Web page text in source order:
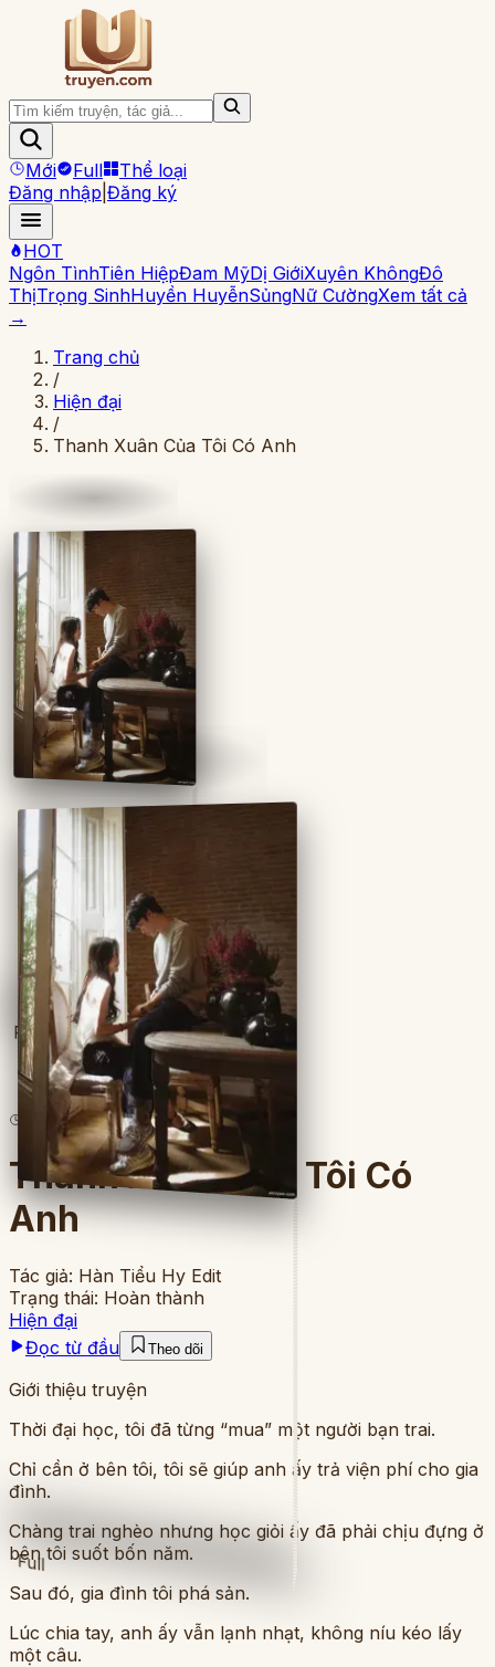
Mới Full
Thể loại
Đăng nhập Đăng ký
HOT
Ngôn TìnhTiên HiệpĐam MỹDị GiớiXuyên KhôngĐô
ThịTrọng SinhHuyền HuyễnSủngNữ CườngXem tất cả
→
Trang chủ
/
Hiện đại
/
Thanh Xuân Của Tôi Có Anh
Full
Full
lượt đọc· 5chương
Thanh Xuân Của Tôi Có
Anh
Tác giả: Hàn Tiểu Hy Edit
Trạng thái: Hoàn thành
Hiện đại
Đọc từ đầu
Theo dõi
Giới thiệu truyện
Thời đại học, tôi đã từng “mua” một người bạn trai.
Chỉ cần ở bên tôi, tôi sẽ giúp anh ấy trả viện phí cho gia
đình.
Chàng trai nghèo nhưng học giỏi ấy đã phải chịu đựng ở
bên tôi suốt bốn năm.
Sau đó, gia đình tôi phá sản.
Lúc chia tay, anh ấy vẫn lạnh nhạt, không níu kéo lấy
một câu.